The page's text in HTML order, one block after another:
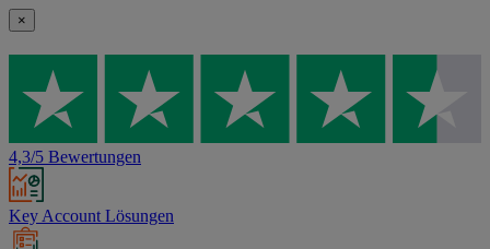
×
4,3/5 Bewertungen
Key Account Lösungen